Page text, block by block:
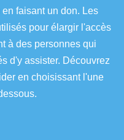
faisant un don. Les
pour élargir l'accès
à des personnes qui
d'y assister. Découvrez
en choisissant l'une